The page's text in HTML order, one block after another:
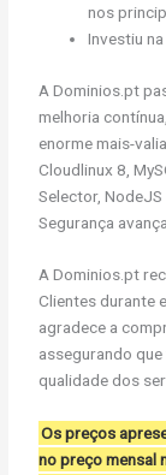
nos
Investiu
A Dominios.pt
melhoria
enorme mais-
Cloudlinux 8,
Selector,
Segurança
A Dominios.pt
Clientes durante
agradece a
assegurando
qualidade dos
Os preços
no preço mensal